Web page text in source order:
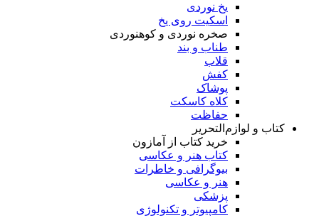
یخ نوردی
اسکیت روی یخ
صخره نوردی و کوهنوردی
طناب و بند
قلاب
کفش
پوشاک
کلاه کاسکت
حفاظت
کتاب و لوازم‌التحریر
خرید کتاب از آمازون
کتاب هنر و عکاسی
بیوگرافی و خاطرات
هنر و عکاسی
پزشکی
کامپیوتر و تکنولوژی